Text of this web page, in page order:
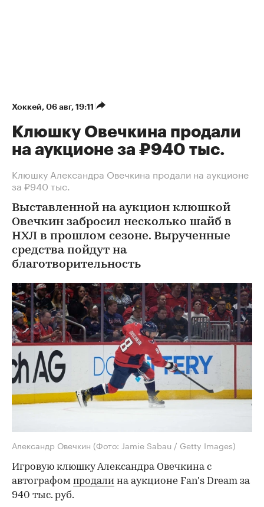
Хоккей⁠, 06 авг, 19:11
Клюшку Овечкина продали
на аукционе за ₽940 тыс.
Клюшку Александра Овечкина продали на аукционе
за ₽940 тыс.
Выставленной на аукцион клюшкой
Овечкин забросил несколько шайб в
НХЛ в прошлом сезоне. Вырученные
средства пойдут на
благотворительность
Александр Овечкин (Фото: Jamie Sabau / Getty Images)
Игровую клюшку Александра Овечкина с
автографом продали на аукционе Fan's Dream за
940 тыс. руб.